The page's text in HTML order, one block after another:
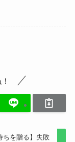
ちを贈る】失敗